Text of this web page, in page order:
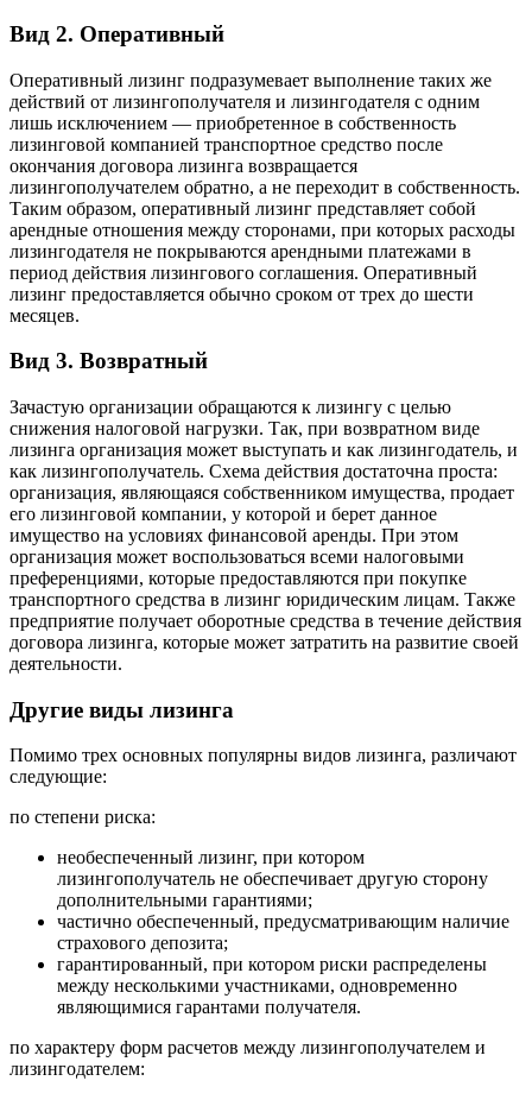
Вид 2. Оперативный
Оперативный лизинг подразумевает выполнение таких же
действий от лизингополучателя и лизингодателя с одним
лишь исключением — приобретенное в собственность
лизинговой компанией транспортное средство после
окончания договора лизинга возвращается
лизингополучателем обратно, а не переходит в собственность.
Таким образом, оперативный лизинг представляет собой
арендные отношения между сторонами, при которых расходы
лизингодателя не покрываются арендными платежами в
период действия лизингового соглашения. Оперативный
лизинг предоставляется обычно сроком от трех до шести
месяцев.
Вид 3. Возвратный
Зачастую организации обращаются к лизингу с целью
снижения налоговой нагрузки. Так, при возвратном виде
лизинга организация может выступать и как лизингодатель, и
как лизингополучатель. Схема действия достаточна проста:
организация, являющаяся собственником имущества, продает
его лизинговой компании, у которой и берет данное
имущество на условиях финансовой аренды. При этом
организация может воспользоваться всеми налоговыми
преференциями, которые предоставляются при покупке
транспортного средства в лизинг юридическим лицам. Также
предприятие получает оборотные средства в течение действия
договора лизинга, которые может затратить на развитие своей
деятельности.
Другие виды лизинга
Помимо трех основных популярны видов лизинга, различают
следующие:
по степени риска:
необеспеченный лизинг, при котором
лизингополучатель не обеспечивает другую сторону
дополнительными гарантиями;
частично обеспеченный, предусматривающим наличие
страхового депозита;
гарантированный, при котором риски распределены
между несколькими участниками, одновременно
являющимися гарантами получателя.
по характеру форм расчетов между лизингополучателем и
лизингодателем: